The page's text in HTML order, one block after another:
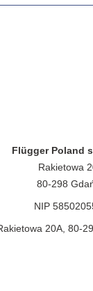
Flügger Poland
Rakietowa
80-298
NIP
20A, 80-